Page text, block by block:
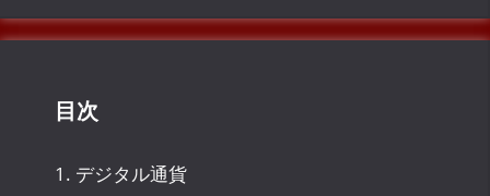
ブ
目次
1. デジタル通貨